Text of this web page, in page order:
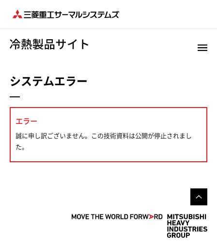
システムエラー
エラー
誠に申し訳ございません。この技術資料は公開が停止されまし
た。